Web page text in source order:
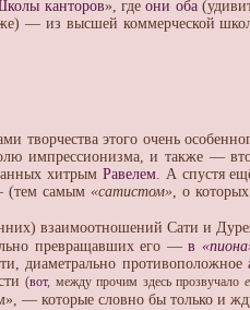
канторов», гдеони оба
— из высшей коммерческой
творчества этого очень
импрессионизма, и также
хитрымРавелем. А спустя
(тем самым «сатистом», о
взаимоотношений Сати и
превращавших его —в
диаметрально противоположное
(вот, между прочим здесь прозвучало
— которые словно бы только и